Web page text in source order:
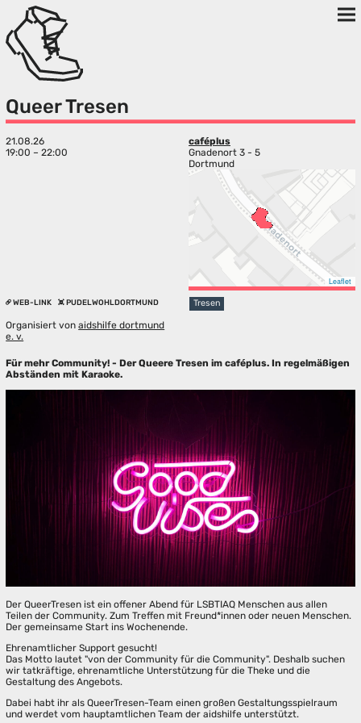
Queer Tresen
21.08.26
19:00 – 22:00
caféplus
Gnadenort 3 - 5
Dortmund
Leaflet
WEB-LINK PUDELWOHLDORTMUND Tresen
Organisiert vonaidshilfe dortmund
e. v.
Für mehr Community! - Der Queere Tresen im caféplus. In regelmäßigen
Abständen mit Karaoke.
Der QueerTresen ist ein offener Abend für LSBTIAQ Menschen aus allen
Teilen der Community. Zum Treffen mit Freund*innen oder neuen Menschen.
Der gemeinsame Start ins Wochenende.
Ehrenamtlicher Support gesucht!
Das Motto lautet "von der Community für die Community". Deshalb suchen
wir tatkräftige, ehrenamtliche Unterstützung für die Theke und die
Gestaltung des Angebots.
Dabei habt ihr als QueerTresen-Team einen großen Gestaltungsspielraum
und werdet vom hauptamtlichen Team der aidshilfe unterstützt.